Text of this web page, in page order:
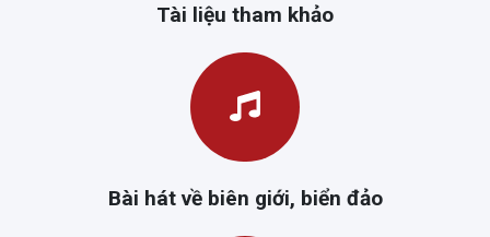
Tài liệu tham khảo
Bài hát về biên giới, biển đảo